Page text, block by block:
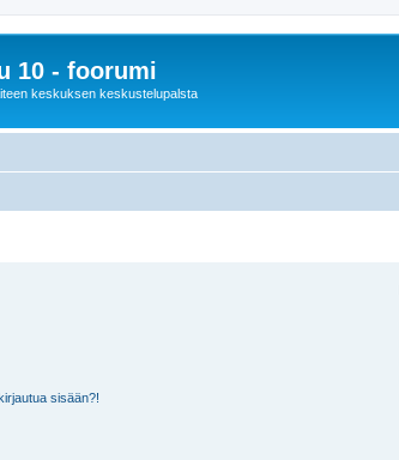
10 - foorumi
keskuksen keskustelupalsta
sisään?!